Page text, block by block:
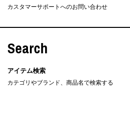
カスタマーサポートへのお問い合わせ
Search
アイテム検索
カテゴリやブランド、商品名で検索する